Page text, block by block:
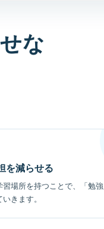
な
を減らせる
習場所を持つことで、「勉強
きます。